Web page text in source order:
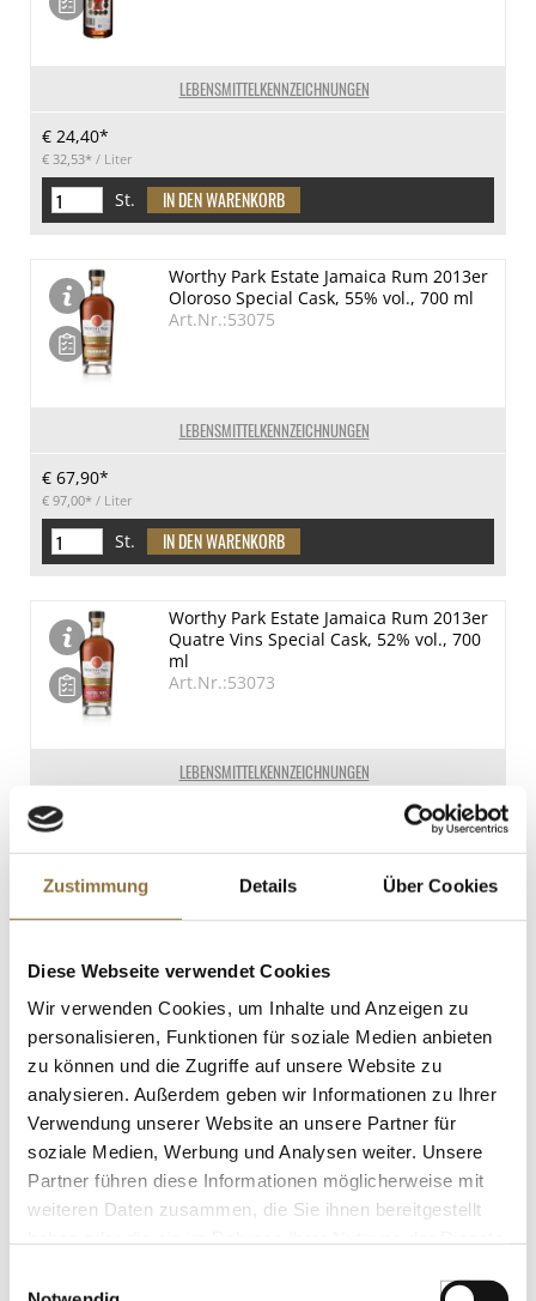
Zustimmung Details Über Cookies
Diese Webseite verwendet Cookies
Wir verwenden Cookies, um Inhalte und Anzeigen zu
personalisieren, Funktionen für soziale Medien anbieten
zu können und die Zugriffe auf unsere Website zu
analysieren. Außerdem geben wir Informationen zu Ihrer
Verwendung unserer Website an unsere Partner für
soziale Medien, Werbung und Analysen weiter. Unsere
Partner führen diese Informationen möglicherweise mit
weiteren Daten zusammen, die Sie ihnen bereitgestellt
LEBENSMITTELKENNZEICHNUNGEN
€ 24,40*
€ 32,53* / Liter
St.
LEBENSMITTELKENNZEICHNUNGEN
Worthy Park Estate Jamaica Rum 2013er
Oloroso Special Cask, 55% vol., 700 ml
Art.Nr.:53075
€ 67,90*
€ 97,00* / Liter
St.
LEBENSMITTELKENNZEICHNUNGEN
Worthy Park Estate Jamaica Rum 2013er
Quatre Vins Special Cask, 52% vol., 700
ml
Art.Nr.:53073
€ 64,90*
St.
LEBENSMITTELKENNZEICHNUNGEN
Worthy Park Estate Rum Bar White
Overproof (weisser Rum), 63% vol., 700
ml
Art.Nr.:52263
€ 30,50*
€ 43,57* / Liter
St.